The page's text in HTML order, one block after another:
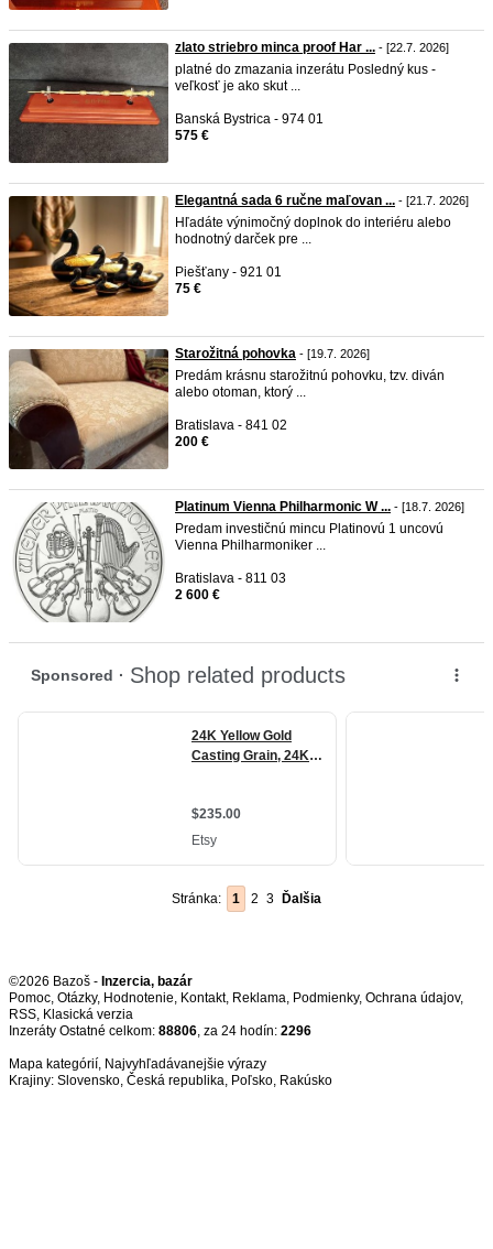
zlato striebro minca proof Har ... - [22.7. 2026]
platné do zmazania inzerátu Posledný kus -
veľkosť je ako skut ...
Banská Bystrica - 974 01
575 €
Elegantná sada 6 ručne maľovan ... - [21.7. 2026]
Hľadáte výnimočný doplnok do interiéru alebo
hodnotný darček pre ...
Piešťany - 921 01
75 €
Starožitná pohovka - [19.7. 2026]
Predám krásnu starožitnú pohovku, tzv. diván
alebo otoman, ktorý ...
Bratislava - 841 02
200 €
Platinum Vienna Philharmonic W ... - [18.7. 2026]
Predam investičnú mincu Platinovú 1 uncovú
Vienna Philharmoniker ...
Bratislava - 811 03
2 600 €
Stránka: 1 2 3 Ďalšia
©2026 Bazoš - Inzercia, bazár
Pomoc, Otázky, Hodnotenie, Kontakt, Reklama, Podmienky, Ochrana údajov,
RSS,
Inzeráty Ostatné celkom: 88806, za 24 hodín: 2296
Mapa kategórií, Najvyhľadávanejšie výrazy
Krajiny: Slovensko, Česká republika, Poľsko, Rakúsko